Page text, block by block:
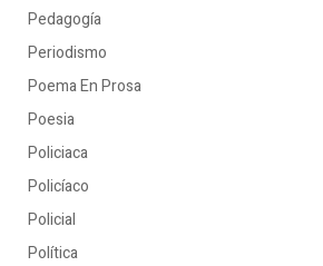
Pedagogía
Periodismo
Poema En Prosa
Poesia
Policiaca
Policíaco
Policial
Política